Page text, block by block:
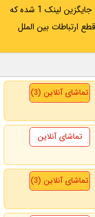
اگر از ایران به آدرس مخفی متصل هستید ، لینک 3 جایگزین لینک 1 شده که
ارتباطات بین الملل
تماشای آنلاین (3)
تماشای آنلاین
تماشای آنلاین (3)